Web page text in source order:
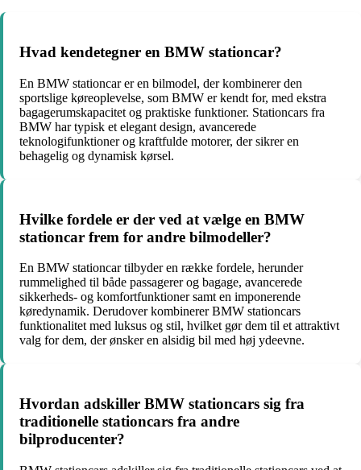
Hvad kendetegner en BMW stationcar?
En BMW stationcar er en bilmodel, der kombinerer den
sportslige køreoplevelse, som BMW er kendt for, med ekstra
bagagerumskapacitet og praktiske funktioner. Stationcars fra
BMW har typisk et elegant design, avancerede
teknologifunktioner og kraftfulde motorer, der sikrer en
behagelig og dynamisk kørsel.
Hvilke fordele er der ved at vælge en BMW
stationcar frem for andre bilmodeller?
En BMW stationcar tilbyder en række fordele, herunder
rummelighed til både passagerer og bagage, avancerede
sikkerheds- og komfortfunktioner samt en imponerende
køredynamik. Derudover kombinerer BMW stationcars
funktionalitet med luksus og stil, hvilket gør dem til et attraktivt
valg for dem, der ønsker en alsidig bil med høj ydeevne.
Hvordan adskiller BMW stationcars sig fra
traditionelle stationcars fra andre
bilproducenter?